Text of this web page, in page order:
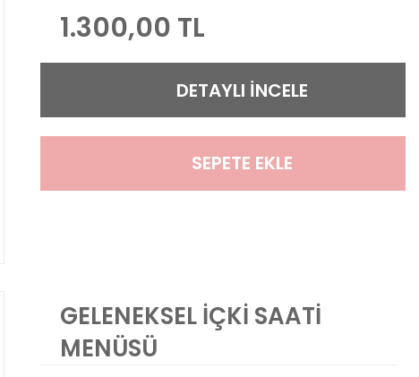
1.300,00 TL
DETAYLI İNCELE
SEPETE EKLE
GELENEKSEL İÇKİ SAATİ
MENÜSÜ